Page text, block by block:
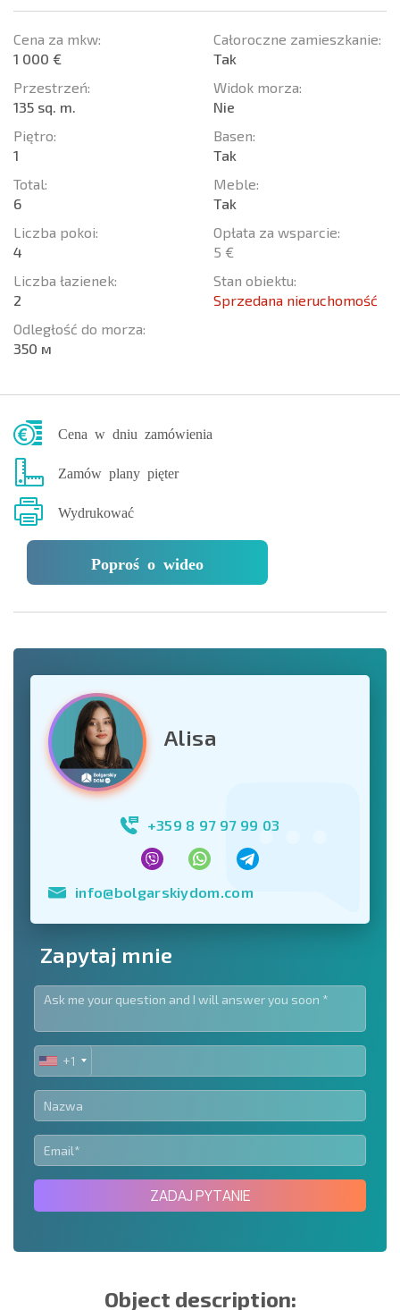
Cena za mkw:
1 000 €
Przestrzeń:
135 sq. m.
Piętro:
1
Total:
6
Liczba pokoi:
4
Liczba łazienek:
2
Odległość do morza:
350 м
Całoroczne zamieszkanie:
Tak
Widok morza:
Nie
Basen:
Tak
Meble:
Tak
Opłata za wsparcie:
5 €
Stan obiektu:
Sprzedana nieruchomość
Cena w dniu zamówienia
Zamów plany pięter
Wydrukować
Poproś o wideo
Alisa
+359 8 97 97 99 03
info@bolgarskiydom.com
Zapytaj mnie
UNITED
STATES
+1
+1
ZADAJ PYTANIE
Object description: